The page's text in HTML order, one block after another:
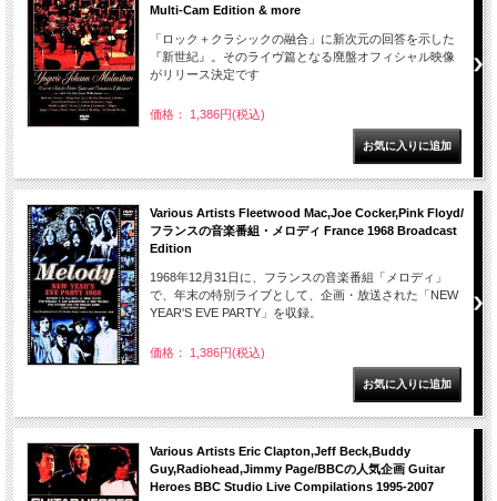
Multi-Cam Edition & more
「ロック＋クラシックの融合」に新次元の回答を示した
『新世紀』。そのライヴ篇となる廃盤オフィシャル映像
がリリース決定です
価格： 1,386円(税込)
Various Artists Fleetwood Mac,Joe Cocker,Pink Floyd/
フランスの音楽番組・メロディ France 1968 Broadcast
Edition
1968年12月31日に、フランスの音楽番組「メロディ」
で、年末の特別ライブとして、企画・放送された「NEW
YEAR'S EVE PARTY」を収録。
価格： 1,386円(税込)
Various Artists Eric Clapton,Jeff Beck,Buddy
Guy,Radiohead,Jimmy Page/BBCの人気企画 Guitar
Heroes BBC Studio Live Compilations 1995-2007